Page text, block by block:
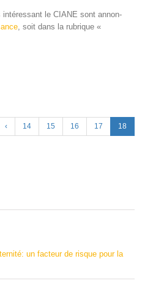
intéres­sant le CIANE sont annon­
, soit dans la rubrique «
‹ 14 15 16 17 18
un facteur de risque pour la